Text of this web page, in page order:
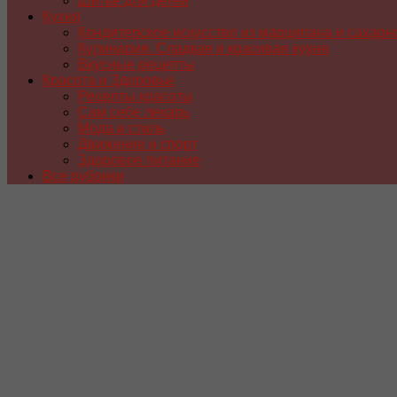
Кухня
Кондитерское искусство из марципана и
Кулинария. Сладкая и красивая кухня
Вкусные рецепты
Красота и Здоровье
Рецепты красоты
Сам себе лекарь
Мода и стиль
Движение и спорт
Здоровое питание
Все рубрики